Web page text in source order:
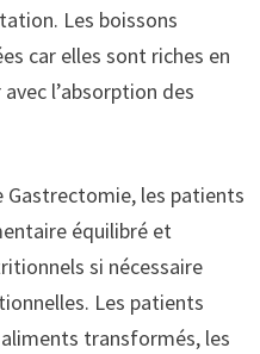
Les boissons
car elles sont riches en
l’absorption des
Gastrectomie, les patients
équilibré et
si nécessaire
Les patients
transformés, les